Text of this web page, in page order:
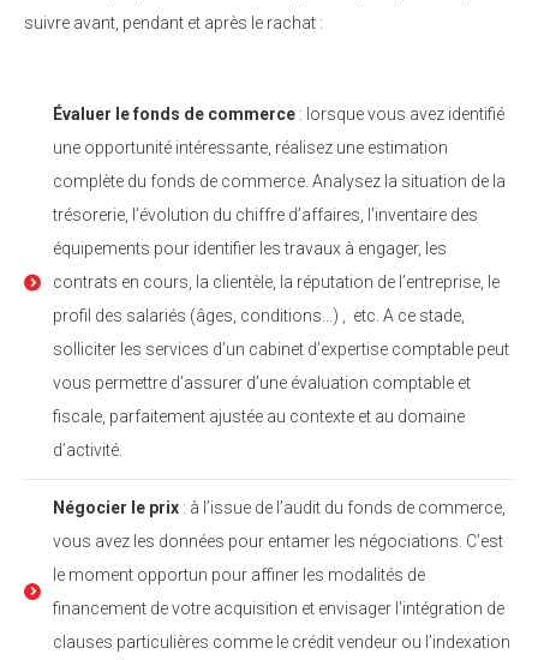
suivre avant, pendant et après le rachat :
Évaluer le fonds de commerce : lorsque vous avez identifié
une opportunité intéressante, réalisez une estimation
complète du fonds de commerce. Analysez la situation de la
trésorerie, l’évolution du chiffre d’affaires, l’inventaire des
équipements pour identifier les travaux à engager, les
contrats en cours, la clientèle, la réputation de l’entreprise, le
profil des salariés (âges, conditions…) , etc. A ce stade,
solliciter les services d’un cabinet d’expertise comptable peut
vous permettre d’assurer d’une évaluation comptable et
fiscale, parfaitement ajustée au contexte et au domaine
d’activité.
Négocier le prix : à l’issue de l’audit du fonds de commerce,
vous avez les données pour entamer les négociations. C’est
le moment opportun pour affiner les modalités de
financement de votre acquisition et envisager l’intégration de
clauses particulières comme le crédit vendeur ou l’indexation